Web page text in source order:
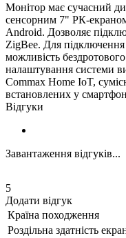
Монітор має сучасний
сенсорним 7" РК-
Android. Дозволяє
ZigBee. Для підключення
можливість
налаштування системи
Сommax Home IoT,
встановлених у
Відгуки
Завантаження відгуків...
5
Додати відгук
Країна походження
Роздільна здатність